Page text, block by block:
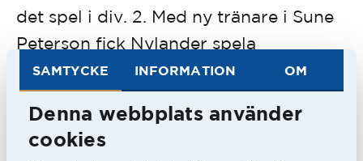
SAMTYCKE INFORMATION OM
Denna webbplats använder
cookies
det spel i div. 2. Med ny tränare i Sune
Peterson fick Nylander spela
högerinner och gjorde sitt första mål i
bortapremiären mot Trollhättans IF på
Edsborgs IP. Totalt blev det fyra mål
denna säsong för falkenbergaren. Bl.a.